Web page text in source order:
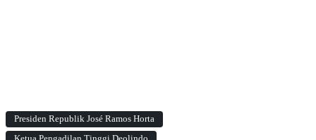
Presiden Republik José Ramos Horta